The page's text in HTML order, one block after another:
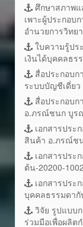
ศึกษาสภาพ
เพาะผู้ประกอบ
อำนวยการวิทย
ใบความรู้ปร
เงินได้บุคคลธ
สื่อประกอบ
ระบบบัญชีเดี่ย
สื่อประกอบ
อ.ภรณ์ชนก บูร
เอกสารปร
สินค้า อ.ภรณ์ช
เอกสารประ
ต้น-20200-
เอกสารประ
บุคคลธรรมดา
วิจัย รูปแบบ
ร่วมมือเพื่อผลิ